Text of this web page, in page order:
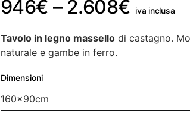
946€ – 2.608€ Fascia
di
946€
iva inclusa
Tavolo in legno massello di castagno.
naturale e gambe in ferro.
Dimensioni